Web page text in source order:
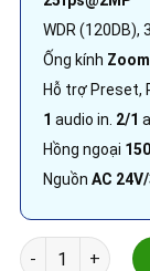
WDR (120DB),
Ống kính
Hỗ trợ Preset,
1 audio in. 2/1
Hồng ngoại
Nguồn AC
Camera quan